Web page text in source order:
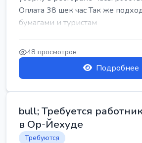
Оплата 38 шек час Так же
бумагами и туристам
48 просмотров
Подробнее
bull; Требуется
в Ор-Йехуде
Требуются